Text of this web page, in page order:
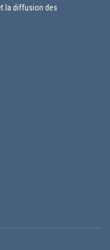
la diffusion des